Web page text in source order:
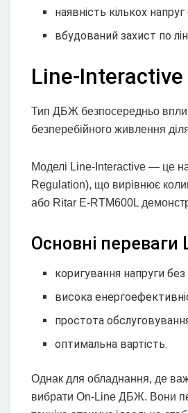
наявність кількох
вбудований захист по
Line-
Тип ДБЖ безпосередньо
безперебійного живлення
Моделі Line-Interactive — це
Regulation), що вирівнює
або Ritar E-RTM600L
Основні переваги
коригування напруги
висока
простота
оптимальна вартість.
Однак для обладнання, де
вибрати On-Line ДБЖ. Вони